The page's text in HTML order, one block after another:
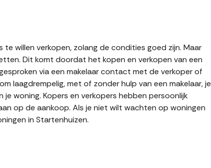
willen verkopen, zolang de condities goed zijn. Maar
Dit komt doordat het kopen en verkopen van een
via een makelaar contact met de verkoper of
laagdrempelig, met of zonder hulp van een makelaar, je
woning. Kopers en verkopers hebben persoonlijk
op de aankoop. Als je niet wilt wachten op woningen
in Startenhuizen.